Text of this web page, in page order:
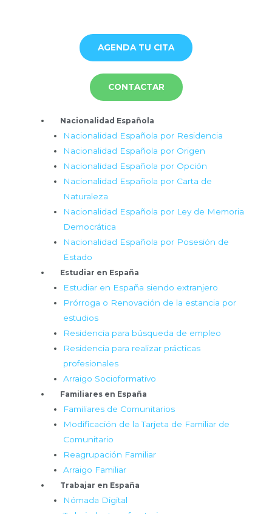
AGENDA TU CITA
CONTACTAR
Nacionalidad Española
Nacionalidad Española por Residencia
Nacionalidad Española por Origen
Nacionalidad Española por Opción
Nacionalidad Española por Carta de
Naturaleza
Nacionalidad Española por Ley de Memoria
Democrática
Nacionalidad Española por Posesión de
Estado
Estudiar en España
Estudiar en España siendo extranjero
Prórroga o Renovación de la estancia por
estudios
Residencia para búsqueda de empleo
Residencia para realizar prácticas
profesionales
Arraigo Socioformativo
Familiares en España
Familiares de Comunitarios
Modificación de la Tarjeta de Familiar de
Comunitario
Reagrupación Familiar
Arraigo Familiar
Trabajar en España
Nómada Digital
Menú